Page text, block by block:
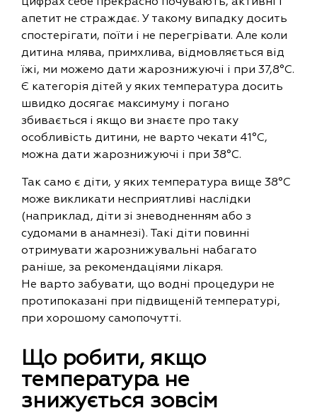
апетит не страждає. У такому випадку досить
спостерігати, поїти і не перегрівати. Але коли
дитина млява, примхлива, відмовляється від
їжі, ми можемо дати жарознижуючі і при 37,8°C.
Є категорія дітей у яких температура досить
швидко досягає максимуму і погано
збивається і якщо ви знаєте про таку
особливість дитини, не варто чекати 41°C,
можна дати жарознижуючі і при 38°C.
Так само є діти, у яких температура вище 38°C
може викликати несприятливі наслідки
(наприклад, діти зі зневодненням або з
судомами в анамнезі). Такі діти повинні
отримувати жарознижувальні набагато
раніше, за рекомендаціями лікаря.
Не варто забувати, що водні процедури не
протипоказані при підвищеній температурі,
при хорошому самопочутті.
Що робити, якщо
температура не
знижується зовсім